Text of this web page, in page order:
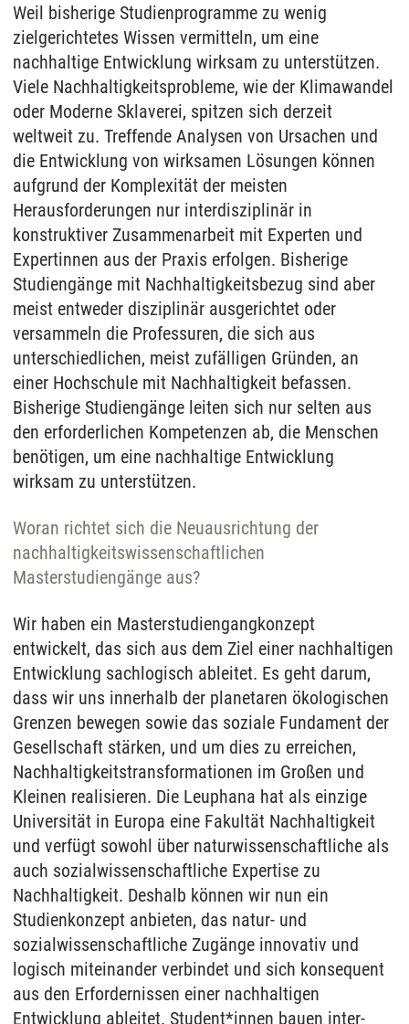
Weil bisherige Studienprogramme zu wenig
zielgerichtetes Wissen vermitteln, um eine
nachhaltige Entwicklung wirksam zu unterstützen.
Viele Nachhaltigkeitsprobleme, wie der Klimawandel
oder Moderne Sklaverei, spitzen sich derzeit
weltweit zu. Treffende Analysen von Ursachen und
die Entwicklung von wirksamen Lösungen können
aufgrund der Komplexität der meisten
Herausforderungen nur interdisziplinär in
konstruktiver Zusammenarbeit mit Experten und
Expertinnen aus der Praxis erfolgen. Bisherige
Studiengänge mit Nachhaltigkeitsbezug sind aber
meist entweder disziplinär ausgerichtet oder
versammeln die Professuren, die sich aus
unterschiedlichen, meist zufälligen Gründen, an
einer Hochschule mit Nachhaltigkeit befassen.
Bisherige Studiengänge leiten sich nur selten aus
den erforderlichen Kompetenzen ab, die Menschen
benötigen, um eine nachhaltige Entwicklung
wirksam zu unterstützen.
Woran richtet sich die Neuausrichtung der
nachhaltigkeitswissenschaftlichen
Masterstudiengänge aus?
Wir haben ein Masterstudiengangkonzept
entwickelt, das sich aus dem Ziel einer nachhaltigen
Entwicklung sachlogisch ableitet. Es geht darum,
dass wir uns innerhalb der planetaren ökologischen
Grenzen bewegen sowie das soziale Fundament der
Gesellschaft stärken, und um dies zu erreichen,
Nachhaltigkeitstransformationen im Großen und
Kleinen realisieren. Die Leuphana hat als einzige
Universität in Europa eine Fakultät Nachhaltigkeit
und verfügt sowohl über naturwissenschaftliche als
auch sozialwissenschaftliche Expertise zu
Nachhaltigkeit. Deshalb können wir nun ein
Studienkonzept anbieten, das natur- und
sozialwissenschaftliche Zugänge innovativ und
logisch miteinander verbindet und sich konsequent
aus den Erfordernissen einer nachhaltigen
Entwicklung ableitet. Student*innen bauen inter-